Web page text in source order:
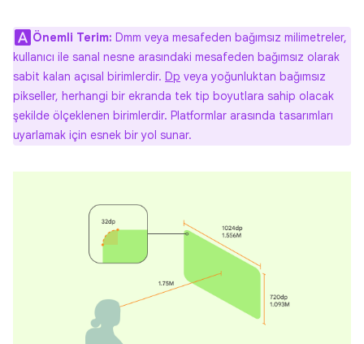
Önemli Terim: Dmm veya mesafeden bağımsız milimetreler,
kullanıcı ile sanal nesne arasındaki mesafeden bağımsız olarak
sabit kalan açısal birimlerdir. Dp veya yoğunluktan bağımsız
pikseller, herhangi bir ekranda tek tip boyutlara sahip olacak
şekilde ölçeklenen birimlerdir. Platformlar arasında tasarımları
uyarlamak için esnek bir yol sunar.